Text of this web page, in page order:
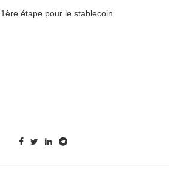
étape pour le stablecoin